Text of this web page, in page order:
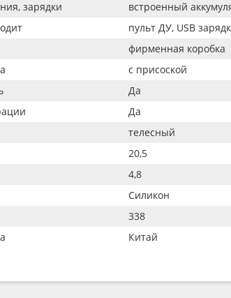
зарядки
встроенный
пульт ДУ, USB
фирменная коробка
с присоской
Да
Да
телесный
20,5
4,8
Силикон
338
Китай